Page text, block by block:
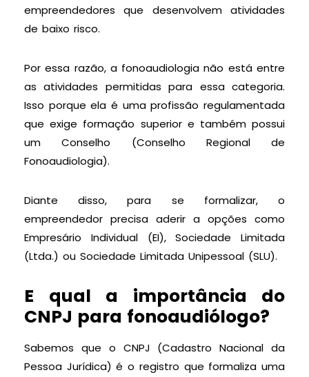
empreendedores que desenvolvem atividades
de baixo risco.
Por essa razão, a fonoaudiologia não está entre
as atividades permitidas para essa categoria.
Isso porque ela é uma profissão regulamentada
que exige formação superior e também possui
um Conselho (Conselho Regional de
Fonoaudiologia).
Diante disso, para se formalizar, o
empreendedor precisa aderir a opções como
Empresário Individual (EI), Sociedade Limitada
(Ltda.) ou Sociedade Limitada Unipessoal (SLU).
E qual a importância do
CNPJ para fonoaudiólogo?
Sabemos que o CNPJ (Cadastro Nacional da
Pessoa Jurídica) é o registro que formaliza uma